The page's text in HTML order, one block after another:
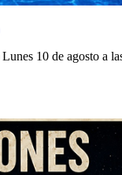
10 de agosto a